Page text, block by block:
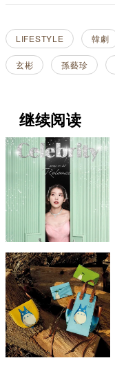
LIFESTYLE 韓劇
玄彬 孫藝珍
继续阅读